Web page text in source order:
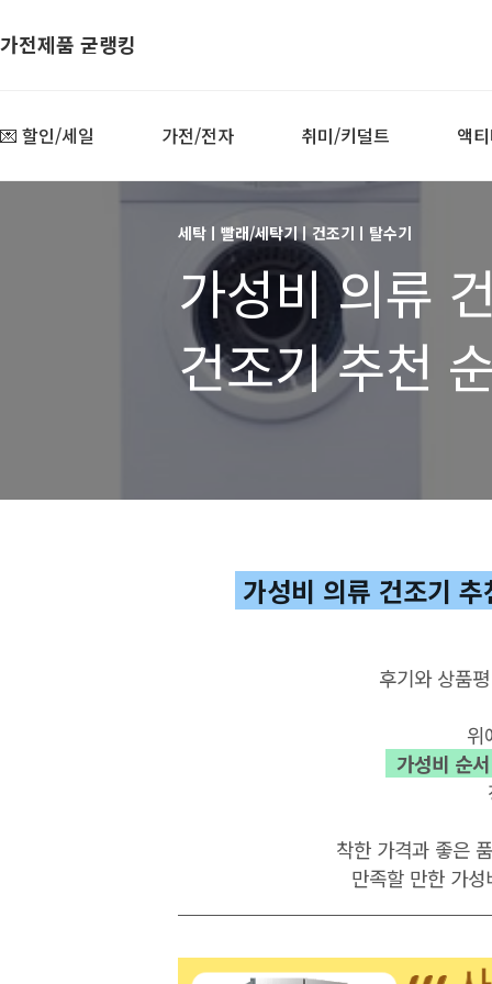
가전제품 굳랭킹
💌 할인/세일 가전/전자 취미/키덜트 액
세탁ㅣ빨래/세탁기ㅣ건조기ㅣ탈수기
가성비 의류
건조기 추천
건조기, 가성
건조기)
가성비 의류 건조기
후기와 상품평
위
가성비 순
착한 가격과 좋은
만족할 만한 가성